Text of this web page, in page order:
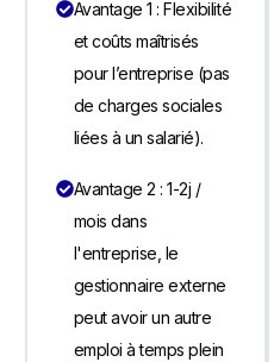
Avantage 1 : Flexibilité
et coûts maîtrisés
pour l’entreprise (pas
de charges sociales
liées à un salarié).
Avantage 2 : 1-2j /
mois dans
l'entreprise, le
gestionnaire externe
peut avoir un autre
emploi à temps plein